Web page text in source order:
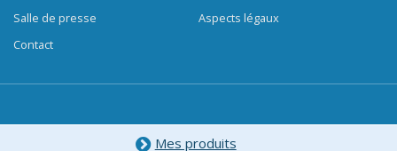
Salle de presse
Contact
Aspects légaux
Mes produits